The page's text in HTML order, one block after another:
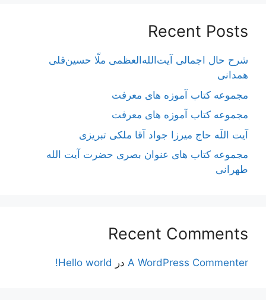
Recent Posts
شرح حال اجمالی آیت‌الله‌العظمی ملّا حسین‌قلی
همدانی
مجموعه کتاب آموزه های معرفت
مجموعه کتاب آموزه های معرفت
آیت اللَه حاج میرزا جواد آقا ملکی تبریزی
مجموعه کتاب های عنوان بصری حضرت آیت الله
طهرانی
Recent Comments
A WordPress Commenter در Hello world!